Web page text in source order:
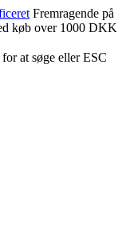
Fremragende på
køb over 1000 DKK
at søge eller ESC